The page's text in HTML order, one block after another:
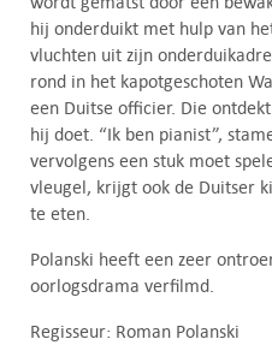
hij onderduikt met hulp van
vluchten uit zijn
rond in het kapotgeschoten
een Duitse officier. Die
hij doet. “Ik ben pianist”,
vervolgens een stuk moet
vleugel, krijgt ook de Duitser
te eten.
Polanski heeft een zeer
oorlogsdrama verfilmd.
Regisseur: Roman Polanski